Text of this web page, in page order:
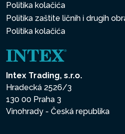
Politika kolačića
Politika zaštite ličnih i drugih
Politika kolačića
Intex Trading, s.r.o.
Hradecká 2526/3
130 00 Praha 3
Vinohrady - Česká republika